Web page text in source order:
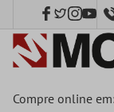
principal
Compre online